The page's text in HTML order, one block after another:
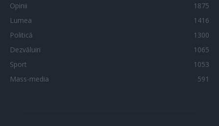
Opinii
1875
Lumea
1416
Politică
1300
Dezvăluiri
1065
Sport
1053
Mass-media
591